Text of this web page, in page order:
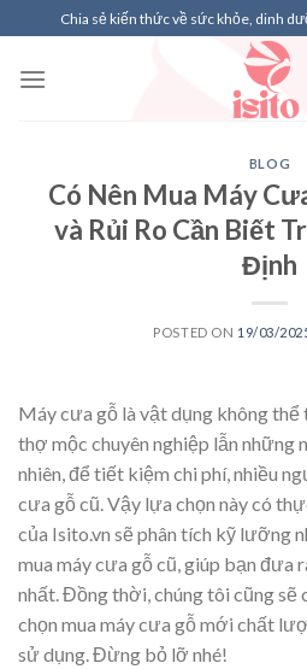
to
content
Chia sẻ kiến thức về sức khỏe, dinh
BLOG
Có Nên Mua Máy
và Rủi Ro Cần Biết
Định
POSTED ON 19/03/
Máy cưa gỗ là vật dụng không
thợ mộc chuyên nghiệp lẫn những
nhiên, để tiết kiệm chi phí, nhiều
cưa gỗ cũ. Vậy lựa chọn này có
của Isito.vn sẽ phân tích kỹ lưỡng
mua máy cưa gỗ cũ, giúp bạn đưa
nhất. Đồng thời, chúng tôi cũng sẽ
chọn mua máy cưa gỗ mới chất
sử dụng. Đừng bỏ lỡ nhé!